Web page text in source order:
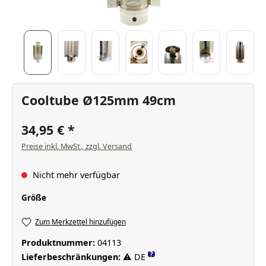
Cooltube Ø125mm 49cm
34,95 €
Preise inkl. MwSt., zzgl. Versand
Nicht mehr verfügbar
Größeauswählen
Zum Merkzettel hinzufügen
Produktnummer: 04113
Lieferbeschränkungen: ⚠ DE ?